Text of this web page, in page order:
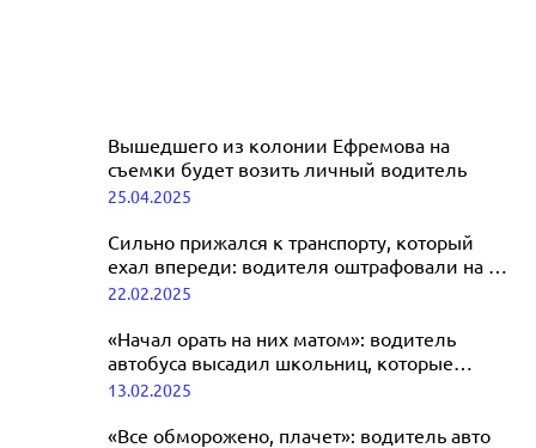
Вышедшего из колонии Ефремова на
съемки будет возить личный водитель
25.04.2025
Сильно прижался к транспорту, который
ехал впереди: водителя оштрафовали на 10
млн рублей
22.02.2025
«Начал орать на них матом»: водитель
автобуса высадил школьниц, которые
не успели оплатить проезд
13.02.2025
«Все обморожено, плачет»: водитель авто